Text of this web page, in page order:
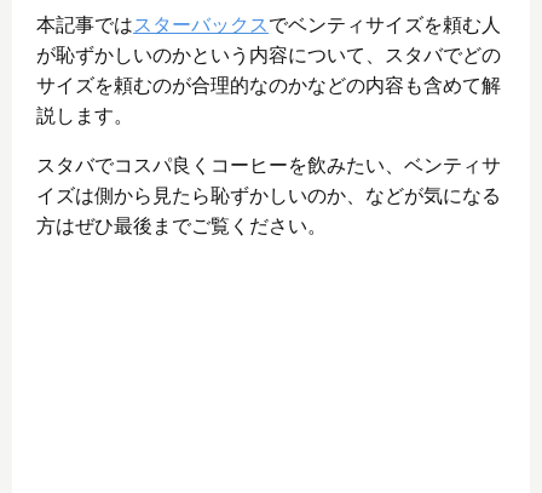
本記事ではスターバックス でベンティサイズを頼む人
が恥ずかしいのかという内容について、スタバでどの
サイズを頼むのが合理的なのかなどの内容も含めて解
説します。
スタバでコスパ良くコーヒーを飲みたい、ベンティサ
イズは側から見たら恥ずかしいのか、などが気になる
方はぜひ最後までご覧ください。